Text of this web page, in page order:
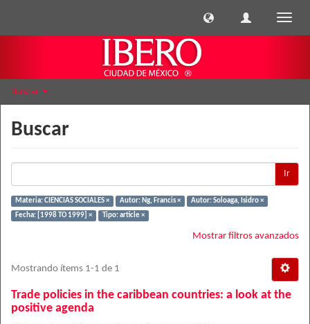
Buscar
Buscar
Ir
Materia: CIENCIAS SOCIALES × Autor: Ng, Francis ×
Autor: Soloaga, Isidro ×
Fecha: [1998 TO 1999] ×
Tipo: article ×
Mostrar filtros avanzados
Mostrando ítems 1-1 de 1
Trade policies in the caribbean countries: a look at the
positive agenda